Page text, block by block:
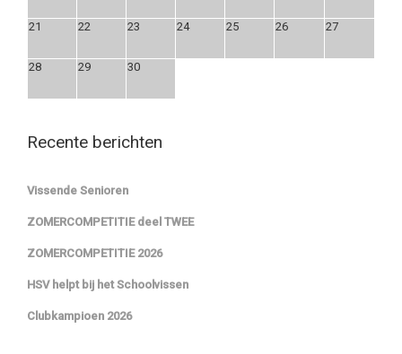
21 22 23 24 25 26 27
28 29 30
Recente berichten
Vissende Senioren
ZOMERCOMPETITIE deel TWEE
ZOMERCOMPETITIE 2026
HSV helpt bij het Schoolvissen
Clubkampioen 2026